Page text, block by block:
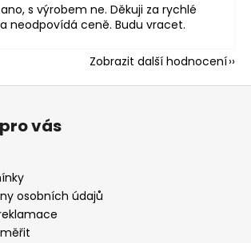
s výrobem ne. Děkuji za rychlé
neodpovídá ceně. Budu vracet.
Zobrazit další hodnocení
vás
osobních údajů